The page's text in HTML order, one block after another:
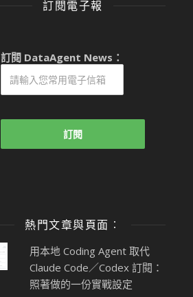
訂閱電子報
訂閱 DataAgent News：
熱門文章與頁面︰
用本地 Coding Agent 取代
Claude Code／Codex 訂閱：
照著做的一份實戰設定